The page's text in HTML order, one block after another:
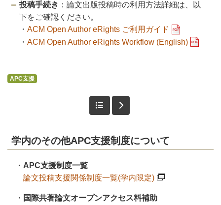
投稿手続き ：論文出版投稿時の利用方法詳細は、以
下をご確認ください。
・ ACM Open Author eRights ご利用ガイド
・ ACM Open Author eRights Workflow (English)
APC支援
学内のその他APC支援制度について
・ APC支援制度一覧
論文投稿支援関係制度一覧(学内限定)
・ 国際共著論文オープンアクセス料補助